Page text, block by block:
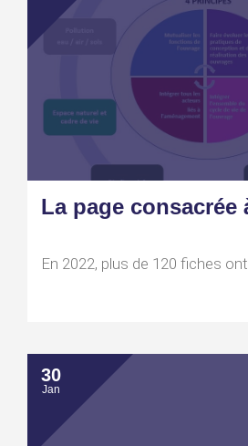
La page consacrée
En 2022, plus de 120 fiches ont
30
Jan